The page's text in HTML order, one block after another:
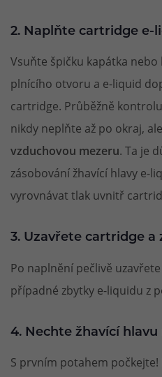
2. Naplňte cartridge e-
Vsuňte špičku kapátka
plnícího otvoru a e-liquid
cartridge. Průběžně
nikdy neplňte až po okraj,
vzduchovou mezeru. Ta je
zásobování žhavící hlavy e-
vyrovnávat tlak uvnitř
3. Uzavřete cartridge
Po naplnění pečlivě
případné zbytky e-liquidu z
4. Nechte žhavící
S prvním potahem